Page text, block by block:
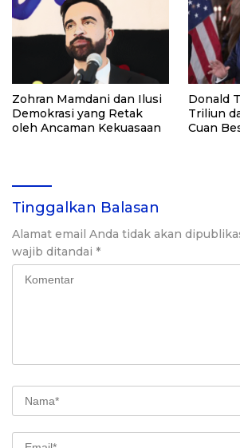
Zohran Mamdani dan Ilusi
Demokrasi yang Retak
oleh Ancaman Kekuasaan
Donald
Triliun
Cuan
Tinggalkan Balasan
Alamat email Anda tidak akan
wajib ditandai *